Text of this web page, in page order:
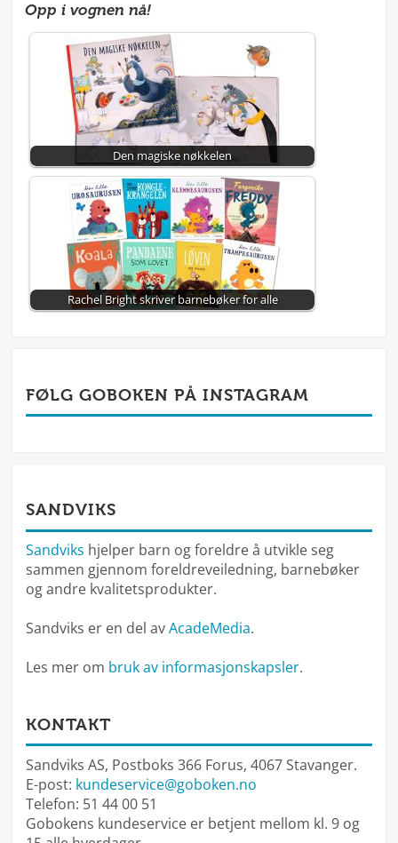
Opp i vognen nå!
Den magiske nøkkelen
Rachel Bright skriver barnebøker for alle
FØLG GOBOKEN PÅ INSTAGRAM
SANDVIKS
Sandviks hjelper barn og foreldre å utvikle seg
sammen gjennom foreldreveiledning, barnebøker
og andre kvalitetsprodukter.
Sandviks er en del avAcadeMedia.
Les mer om bruk av informasjonskapsler.
KONTAKT
Sandviks AS, Postboks 366 Forus, 4067 Stavanger.
E-post: kundeservice@goboken.no
Telefon: 51 44 00 51
Gobokens kundeservice er betjent mellom kl. 9 og